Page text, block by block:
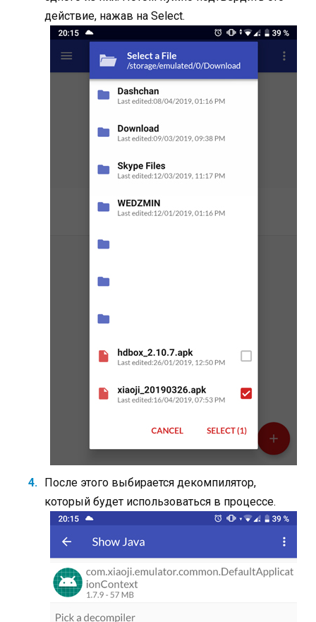
действие, нажав на Select.
После этого выбирается декомпилятор,
который будет использоваться в процессе.